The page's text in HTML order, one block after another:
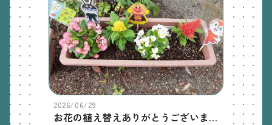
2026/06/29
お花の植え替えありがとうございます！